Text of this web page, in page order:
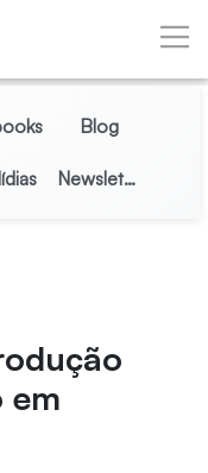
Blog
Newsletter
em